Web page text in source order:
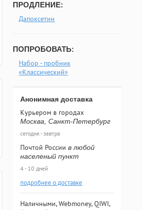
ПРОДЛЕНИЕ:
Дапоксетин
ПОПРОБОВАТЬ:
Набор - пробник
«Классический»
Анонимная доставка
Курьером в городах
Москва, Санкт-Петербург
сегодня - завтра
Почтой России в любой
населеный пункт
4 - 10 дней
подробнее о доставке
Наличными, Webmoney, QIWI,